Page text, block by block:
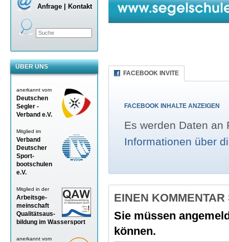
Anfrage | Kontakt
ÜBER UNS
anerkannt vom
Deutschen
Segler -
Verband e.V.
Mitglied im
Verband
Deutscher
Sport-
bootschulen
e.V.
Mitglied in der
Arbeitsge-
meinschaft
Qualitätsaus-
bildung im Wassersport
anerkannt vom
FACEBOOK INVITE
FACEBOOK INHALTE ANZEIGEN
Es werden Daten an
Informationen über
EINEN
Sie müssen
können.